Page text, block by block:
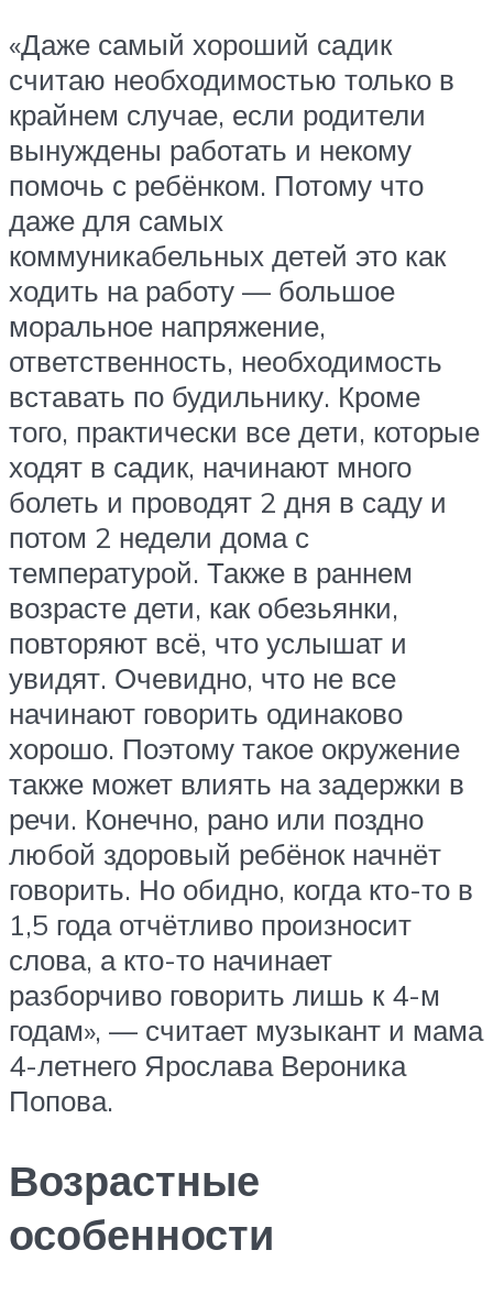
«Даже самый хороший садик
считаю необходимостью только в
крайнем случае, если родители
вынуждены работать и некому
помочь с ребёнком. Потому что
даже для самых
коммуникабельных детей это как
ходить на работу — большое
моральное напряжение,
ответственность, необходимость
вставать по будильнику. Кроме
того, практически все дети, которые
ходят в садик, начинают много
болеть и проводят 2 дня в саду и
потом 2 недели дома с
температурой. Также в раннем
возрасте дети, как обезьянки,
повторяют всё, что услышат и
увидят. Очевидно, что не все
начинают говорить одинаково
хорошо. Поэтому такое окружение
также может влиять на задержки в
речи. Конечно, рано или поздно
любой здоровый ребёнок начнёт
говорить. Но обидно, когда кто-то в
1,5 года отчётливо произносит
слова, а кто-то начинает
разборчиво говорить лишь к 4-м
годам», — считает музыкант и мама
4-летнего Ярослава Вероника
Попова.
Возрастные
особенности